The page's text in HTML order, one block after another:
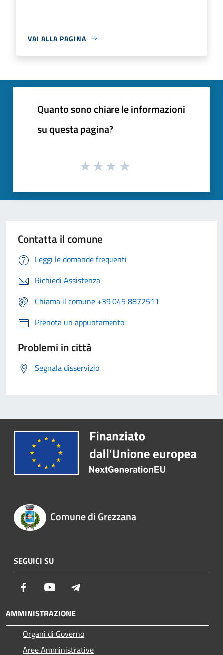
VAI ALLA PAGINA
Quanto sono chiare le informazioni
su questa pagina?
Contatta il comune
Leggi le domande frequenti
Richiedi Assistenza
Chiama il comune +39 045 8872511
Prenota un appuntamento
Problemi in città
Segnala disservizio
Comune di Grezzana
SEGUICI SU
Facebook Youtube
AMMINISTRAZIONE
Organi di Governo
Aree Amministrative